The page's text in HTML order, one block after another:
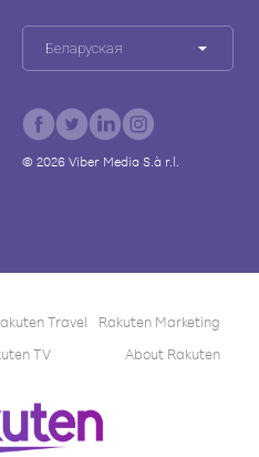
Беларуская
© 2026Viber Media S.à r.l.
Travel
Rakuten Marketing
TV About Rakuten